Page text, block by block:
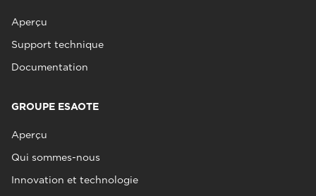
Aperçu
Support technique
Documentation
GROUPE ESAOTE
Aperçu
Qui sommes-nous
Innovation et technologie